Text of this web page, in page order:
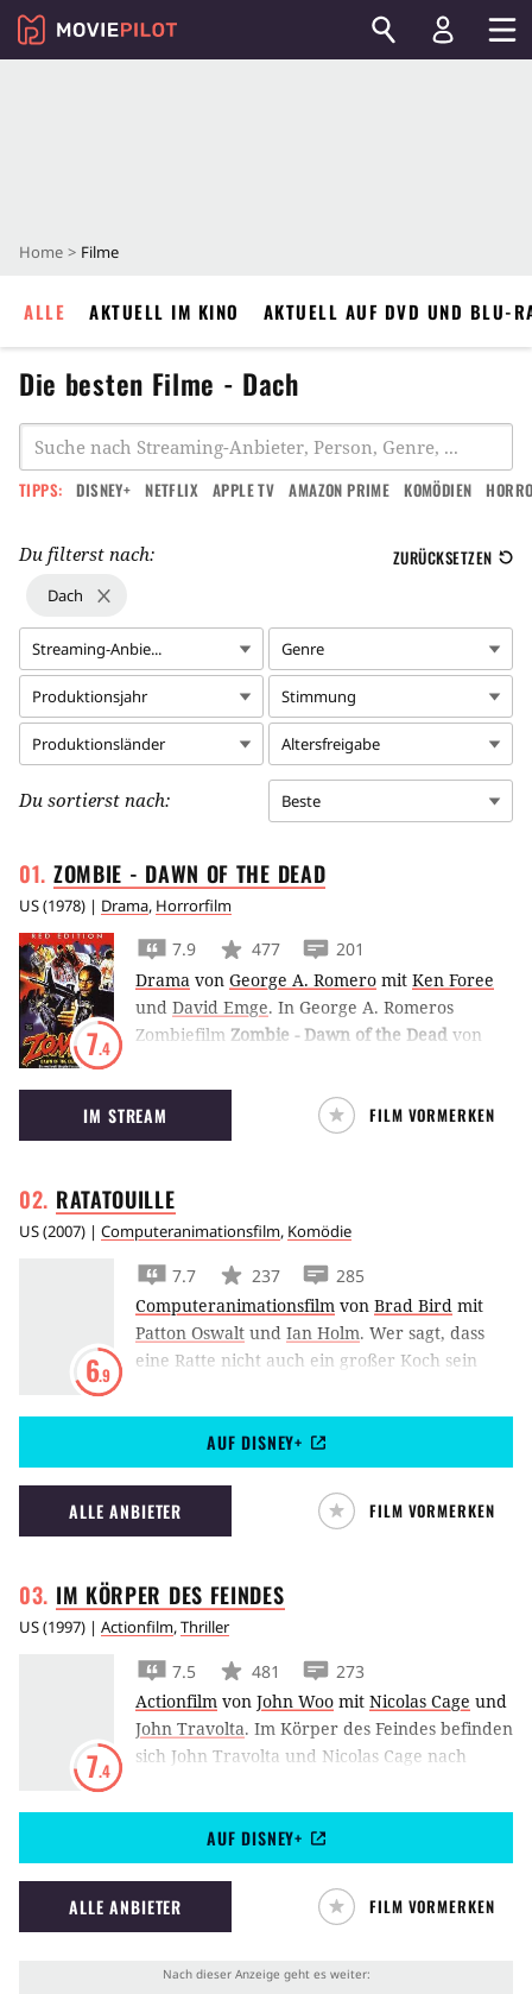
Home Filme
ALLE AKTUELL IM KINO AKTUELL AUF DVD UND BLU-
Die besten Filme - Dach
TIPPS: DISNEY+ NETFLIX APPLE TV AMAZON PRIME KOMÖDIEN
Du filterst nach: ZURÜCKSETZEN
Dach
Streaming-Anbie... Genre
Produktionsjahr Stimmung
Produktionsländer Altersfreigabe
Du sortierst nach: Beste
ZOMBIE - DAWN OF THE DEAD
US(1978) | Drama, Horrorfilm
7.4
7.9 477
201
Drama von George A. Romero mit Ken Foree
und David Emge. In George A. Romeros
Zombiefilm Zombie - Dawn of the Dead von
einem Einkaufszentrum.
IM STREAM FILM VORMERKEN
RATATOUILLE
US(2007) | Computeranimationsfilm, Komödie
6.9
7.7 237
285
Computeranimationsfilm von Brad Bird mit
Patton Oswalt und Ian Holm. Wer sagt, dass
eine Ratte nicht auch ein großer Koch sein
besonder intelligentes Exemplar ein Pariser
Luxusrestaurant – aber heimlich.
AUF DISNEY+
ALLE ANBIETER FILM VORMERKEN
IM KÖRPER DES FEINDES
US(1997) | Actionfilm,Thriller
7.4
7.5 481
273
Actionfilm von John Woo mit Nicolas Cage und
John Travolta. Im Körper des Feindes befinden
sich John Travolta und Nicolas Cage nach
John Woos rasantem Action-Thriller.
AUF DISNEY+
ALLE ANBIETER FILM VORMERKEN